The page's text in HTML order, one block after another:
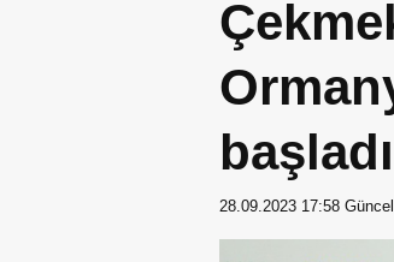
başladı
28.09.2023 17:58